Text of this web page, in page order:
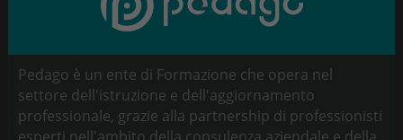
Pedago è un ente di Formazione che opera nel
settore dell'istruzione e dell'aggiornamento
professionale, grazie alla partnership di professionisti